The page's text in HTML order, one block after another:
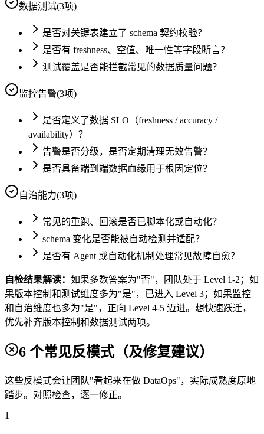
数据测试(3项)
是否对关键表建立了 schema 契约校验？
是否有 freshness、空值、唯一性等字段断言？
测试覆盖是否能拦截常见的数据质量问题？
监控告警(3项)
是否定义了数据 SLO（freshness / accuracy /
availability）？
告警是否分级，是否定期清理无效告警？
是否具备端到端数据血缘用于根因定位？
自治能力(3项)
常见的重跑、回滚是否已脚本化或自动化？
schema 变化是否能被自动检测并适配？
是否有 Agent 或自动化机制处理常见故障自愈？
自检结果解读： 如果多数答案为"否"，团队处于 Level 1-2；如
果版本控制和测试维度多为"是"，已进入 Level 3；如果监控
和自治维度也多为"是"，正向 Level 4-5 迈进。想快速跃迁，
优先补齐版本控制和数据测试两项。
6 个常见反模式（及修复建议）
这些反模式会让团队"看起来在做 DataOps"，实际成熟度原地
踏步。对照检查，逐一修正。
1